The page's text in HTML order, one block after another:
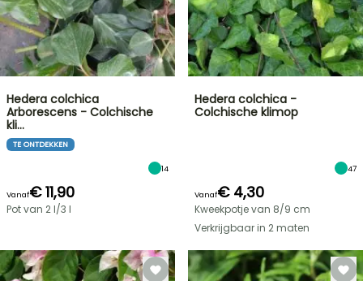
Hedera colchica
Arborescens - Colchische
kli…
TE ONTDEKKEN
14
Vanaf€ 11,90
Pot van 2 l/3 l
Hedera colchica -
Colchische klimop
47
Vanaf€ 4,30
Kweekpotje van 8/9 cm
Verkrijgbaar in 2 maten